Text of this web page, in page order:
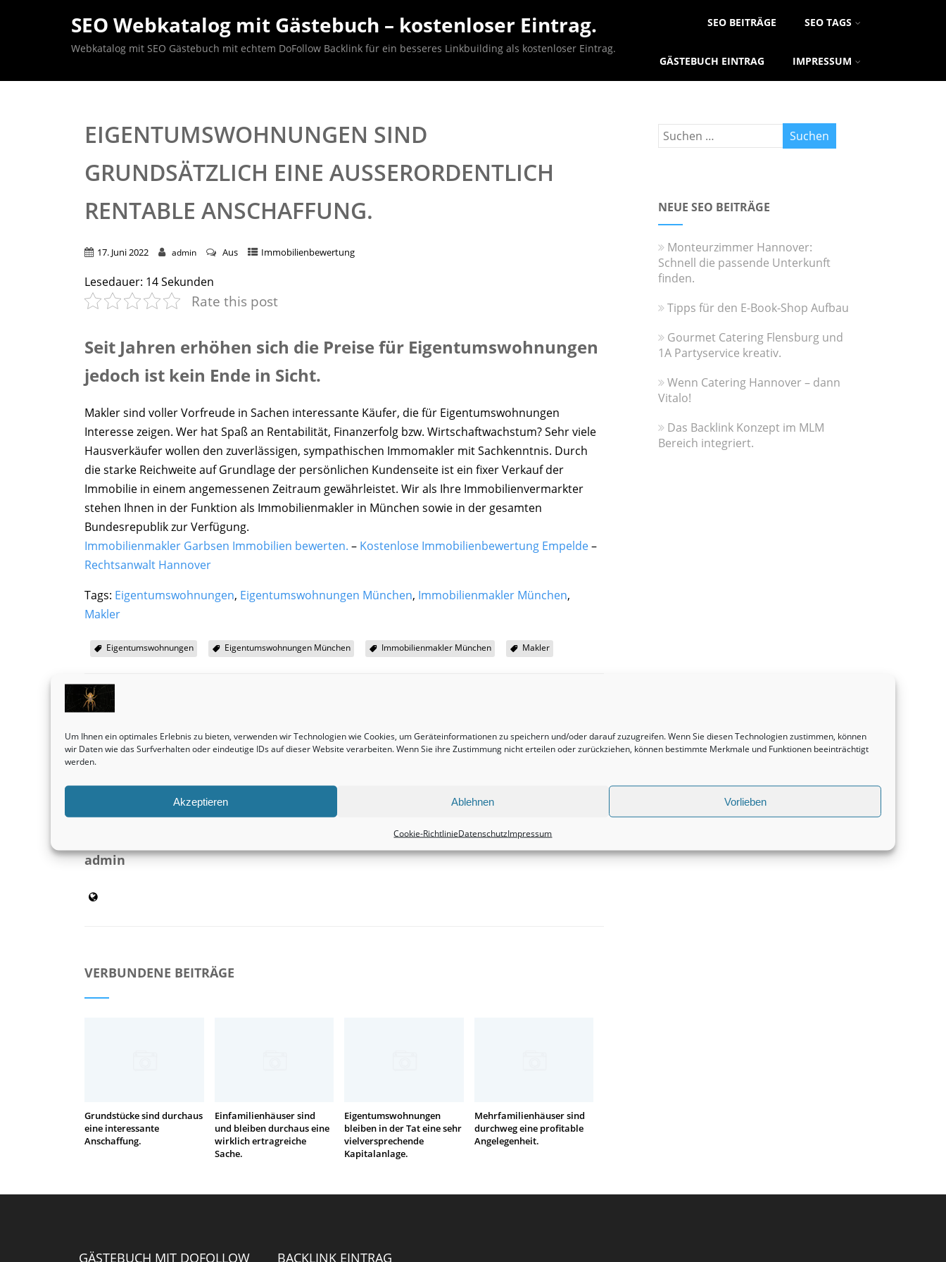
Um Ihnen ein optimales Erlebnis zu bieten, verwenden wir Technologien wie Cookies, um Geräteinformationen zu speichern und/oder darauf zuzugreifen. Wenn Sie diesen Technologien zustimmen, können
wir Daten wie das Surfverhalten oder eindeutige IDs auf dieser Website verarbeiten. Wenn Sie ihre Zustimmung nicht erteilen oder zurückziehen, können bestimmte Merkmale und Funktionen beeinträchtigt
werden.
Akzeptieren Ablehnen Vorlieben
Cookie-RichtlinieDatenschutzImpressum
SEO Webkatalog mit Gästebuch – kostenloser Eintrag.
Webkatalog mit SEO Gästebuch mit echtem DoFollow Backlink für ein besseres Linkbuilding als kostenloser Eintrag.
SEO BEITRÄGE SEO TAGS
GÄSTEBUCH EINTRAG IMPRESSUM
EIGENTUMSWOHNUNGEN SIND
GRUNDSÄTZLICH EINE AUSSERORDENTLICH R
ENTABLE ANSCHAFFUNG.
17. Juni 2022 admin Aus Immobilienbewertung
Lesedauer: 14Sekunden
Rate this post
Seit Jahren erhöhen sich die Preise für Eigentumswohnungen
jedoch ist kein Ende in Sicht.
Makler sind voller Vorfreude in Sachen interessante Käufer, die für Eigentumswohnungen
Interesse zeigen. Wer hat Spaß an Rentabilität, Finanzerfolg bzw. Wirtschaftwachstum? Sehr viele
Hausverkäufer wollen den zuverlässigen, sympathischen Immomakler mit Sachkenntnis. Durch
die starke Reichweite auf Grundlage der persönlichen Kundenseite ist ein fixer Verkauf der
Immobilie in einem angemessenen Zeitraum gewährleistet. Wir als Ihre Immobilienvermarkter
stehen Ihnen in der Funktion als Immobilienmakler in München sowie in der gesamten
Bundesrepublik zur Verfügung.
Immobilienmakler Garbsen Immobilien bewerten. – Kostenlose Immobilienbewertung Empelde–
Rechtsanwalt Hannover
Tags: Eigentumswohnungen, Eigentumswohnungen München, Immobilienmakler München,
Makler
Eigentumswohnungen Eigentumswohnungen München Immobilienmakler München Makler
SHARE THIS
Vorheriger Beitrag
Grundstücke sind tatsächlich eine absolut
Nächster Beitrag
admin
VERBUNDENE BEITRÄGE
Grundstücke sind durchaus
eine interessante
Anschaffung.
Einfamilienhäuser sind
und bleiben durchaus eine
wirklich ertragreiche
Sache.
Eigentumswohnungen
bleiben in der Tat eine sehr
vielversprechende
Kapitalanlage.
Mehrfamilienhäuser sind
durchweg eine profitable
Angelegenheit.
NEUE SEO BEITRÄGE
Monteurzimmer Hannover:
Schnell die passende Unterkunft
finden.
Tipps für den E-Book-Shop Aufbau
Gourmet Catering Flensburg und
1A Partyservice kreativ.
Wenn Catering Hannover – dann
Vitalo!
Das Backlink Konzept im MLM
Bereich integriert.
GÄSTEBUCH MIT DOFOLLOW BACKLINK EINTRAG